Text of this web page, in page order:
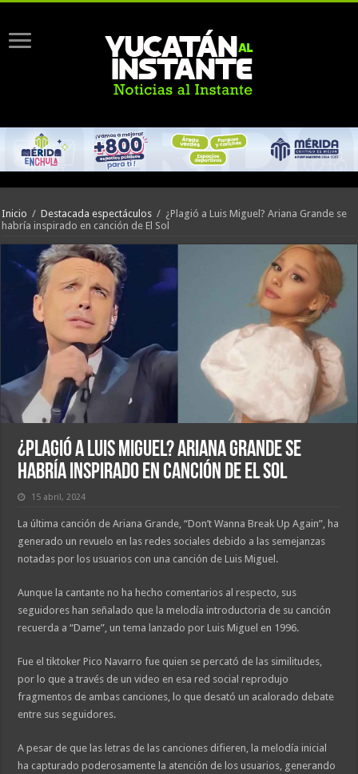
Inicio / Destacada espectáculos / ¿Plagió a Luis Miguel? Ariana Grande se
habría inspirado en canción de El Sol
¿Plagió a Luis Miguel? Ariana Grande se
habría inspirado en canción de El Sol
15 abril, 2024
La última canción de Ariana Grande, “Don’t Wanna Break Up Again”, ha
generado un revuelo en las redes sociales debido a las semejanzas
notadas por los usuarios con una canción de Luis Miguel.
Aunque la cantante no ha hecho comentarios al respecto, sus
seguidores han señalado que la melodía introductoria de su canción
recuerda a “Dame”, un tema lanzado por Luis Miguel en 1996.
Fue el tiktoker Pico Navarro fue quien se percató de las similitudes,
por lo que a través de un video en esa red social reprodujo
fragmentos de ambas canciones, lo que desató un acalorado debate
entre sus seguidores.
A pesar de que las letras de las canciones difieren, la melodía inicial
ha capturado poderosamente la atención de los usuarios, generando